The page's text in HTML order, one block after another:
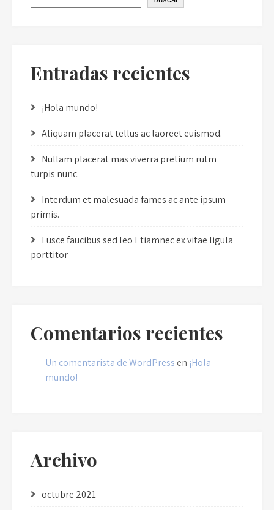
Entradas recientes
¡Hola mundo!
Aliquam placerat tellus ac laoreet euismod.
Nullam placerat mas viverra pretium rutm
turpis nunc.
Interdum et malesuada fames ac ante ipsum
primis.
Fusce faucibus sed leo Etiamnec ex vitae ligula
porttitor
Comentarios recientes
Un comentarista de WordPress en ¡Hola
mundo!
Archivo
octubre 2021